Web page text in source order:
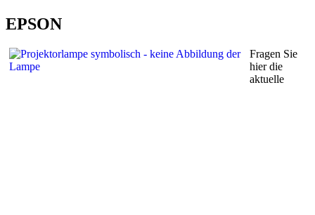
EPSON
Fragen Sie
hier die
aktuelle